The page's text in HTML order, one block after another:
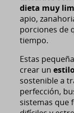
dieta muy
apio,
porciones de
tiempo.
Estas
crear un
sostenible a
perfección,
sistemas que